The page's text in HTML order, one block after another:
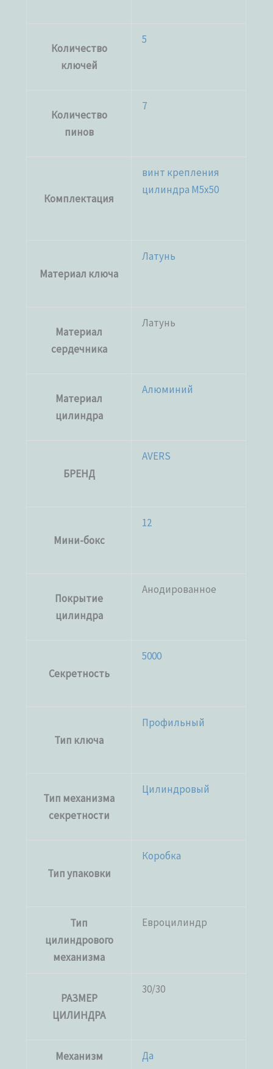
Количество
ключей
5
Количество
пинов
7
Комплектация
винт крепления
цилиндра М5х50
Материал ключа
Латунь
Материал
сердечника
Латунь
Материал
цилиндра
Алюминий
БРЕНД
AVERS
Мини-бокс
12
Покрытие
цилиндра
Анодированное
Секретность
5000
Тип ключа
Профильный
Тип механизма
секретности
Цилиндровый
Тип упаковки
Коробка
Тип
цилиндрового
механизма
Евроцилиндр
РАЗМЕР
ЦИЛИНДРА
30/30
Механизм
Да